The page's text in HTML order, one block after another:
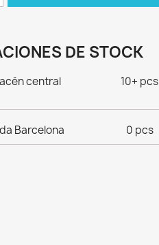
DE STOCK
central 10+ pcs
Barcelona 0 pcs